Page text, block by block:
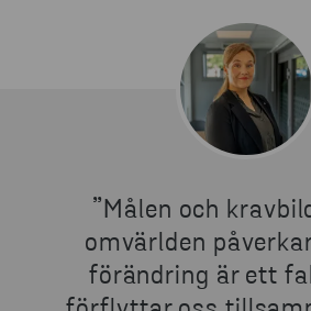
”Målen och
omvärlden
förändring är ett